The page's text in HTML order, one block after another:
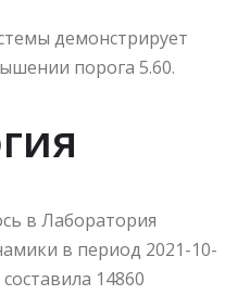
демонстрирует
порога 5.60.
в Лаборатория
в период 2021-10-
14860